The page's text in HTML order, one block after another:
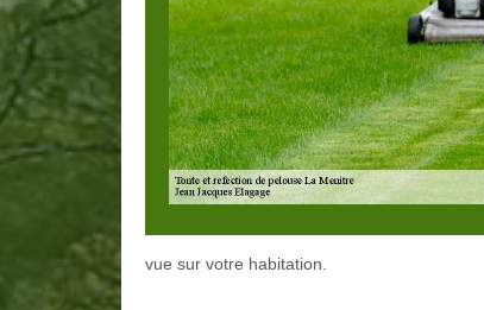
vue sur votre habitation.